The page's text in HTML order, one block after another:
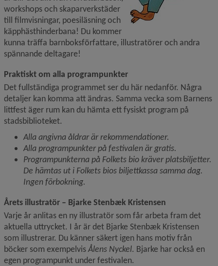
workshops och skapar­verkstäder
till filmvisningar, poesiläsning och
käpphästhinderbana! Du kommer
kunna träffa barnboksförfattare, illustratörer och andra
spännande deltagare!
Praktiskt om alla programpunkter
Det fullständiga programmet ser du här nedanför. Några
detaljer kan komma att ändras. Samma vecka som Barnens
littfest äger rum kan du hämta ett fysiskt program på
stadsbiblioteket.
Alla angivna åldrar är rekommendationer.
Alla programpunkter på festivalen är gratis.
Programpunkterna på Folkets bio kräver platsbiljetter.
De hämtas ut i Folkets bios biljettkassa samma dag.
Ingen förbokning.
Årets illustratör – Bjarke Stenbæk Kristensen
Varje år anlitas en ny illustratör som får arbeta fram det
aktuella uttrycket. I år är det Bjarke Stenbæk Kristensen
som illustrerar. Du känner säkert igen hans motiv från
böcker som exempelvis Ålens Nyckel. Bjarke har också en
egen programpunkt under festivalen.